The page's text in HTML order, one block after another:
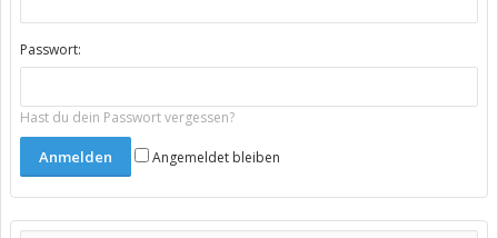
Passwort:
Hast du dein Passwort vergessen?
Angemeldet bleiben